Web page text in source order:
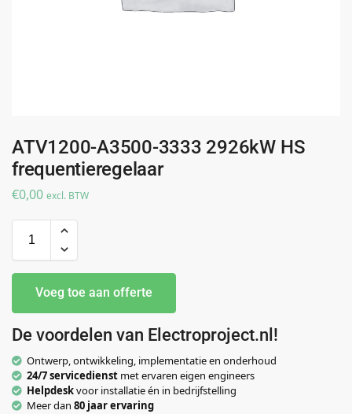
ATV1200-A3500-3333 2926kW HS
frequentieregelaar
€0,00 excl. BTW
Voeg toe aan offerte
De voordelen van Electroproject.nl!
Ontwerp, ontwikkeling, implementatie en onderhoud
24/7 servicedienst met ervaren eigen engineers
Helpdeskvoor installatie én in bedrijfstelling
Meer dan 80 jaar ervaring